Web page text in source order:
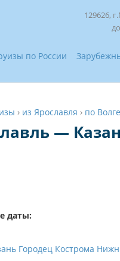
129626,
по России
› из Ярославля › по Волге
—
даты:
Городец Кострома